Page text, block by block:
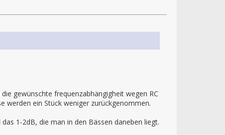
gewünschte frequenzabhängigheit wegen RC
werden ein Stück weniger zurückgenommen.
1-2dB, die man in den Bässen daneben liegt.